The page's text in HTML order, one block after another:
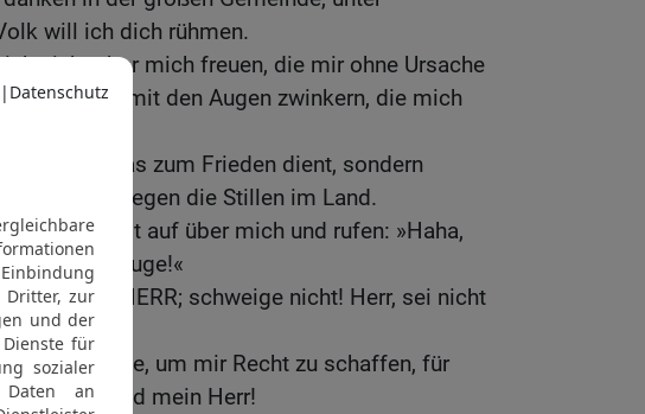
will ich dich rühmen.
nicht über mich freuen, die mir ohne Ursache
sollen nicht mit den Augen zwinkern, die mich
nicht, was zum Frieden dient, sondern
gegen die Stillen im Land.
ihr Maul weit auf über mich und rufen: »Haha,
es unser Auge!«
o HERR; schweige nicht! Herr, sei nicht
und erwache, um mir Recht zu schaffen, für
Gott und mein Herr!